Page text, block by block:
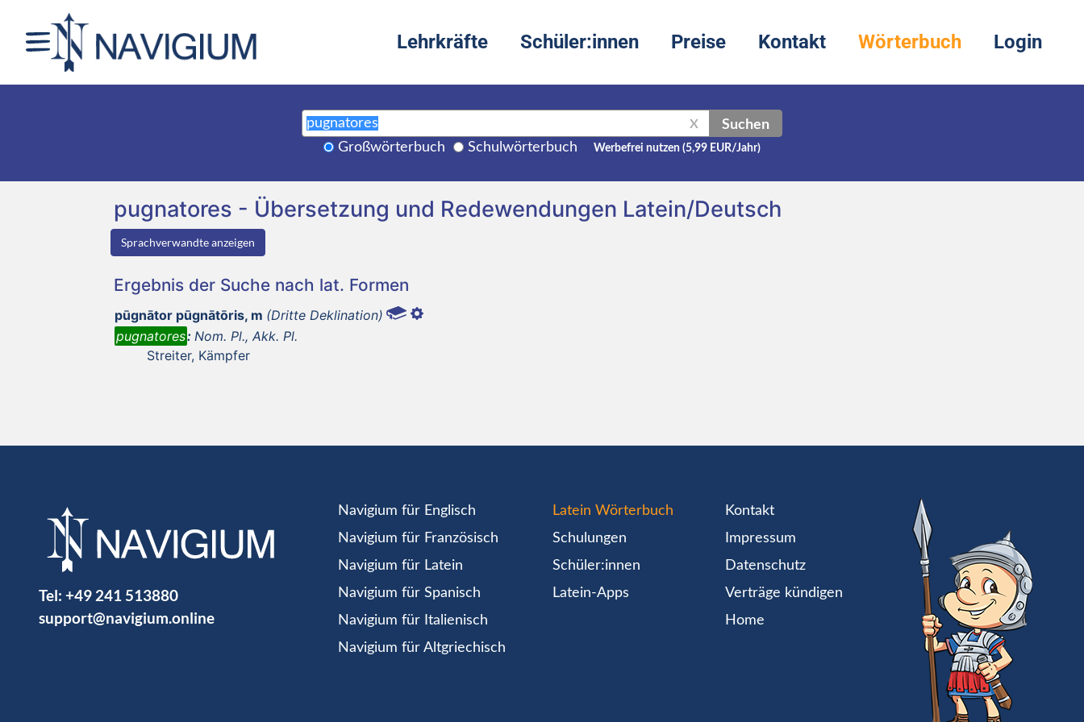
Lehrkräfte Schüler:innen Preise Kontakt Wörterbuch Login
X Suchen
Großwörterbuch Schulwörterbuch Werbefrei nutzen (5,99 EUR/Jahr)
pugnatores - Übersetzung und Redewendungen Latein/Deutsch
Sprachverwandte anzeigen
Ergebnis der Suche nach lat. Formen
pūgnātor pūgnātōris, m (Dritte Deklination)
pugnatores: Nom. Pl., Akk. Pl.
Streiter, Kämpfer
Tel: +49 241 513880
support@navigium.online
Navigium für Englisch
Navigium für Französisch
Navigium für Latein
Navigium für Spanisch
Navigium für Italienisch
Navigium für Altgriechisch
Latein Wörterbuch
Schulungen
Schüler:innen
Latein-Apps
Kontakt
Impressum
Datenschutz
Verträge kündigen
Home